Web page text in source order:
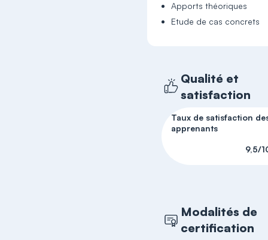
Apports théoriques
Etude de cas concrets
Qualité et
satisfaction
Taux de satisfaction
apprenants
9,5/
Modalités de
certification